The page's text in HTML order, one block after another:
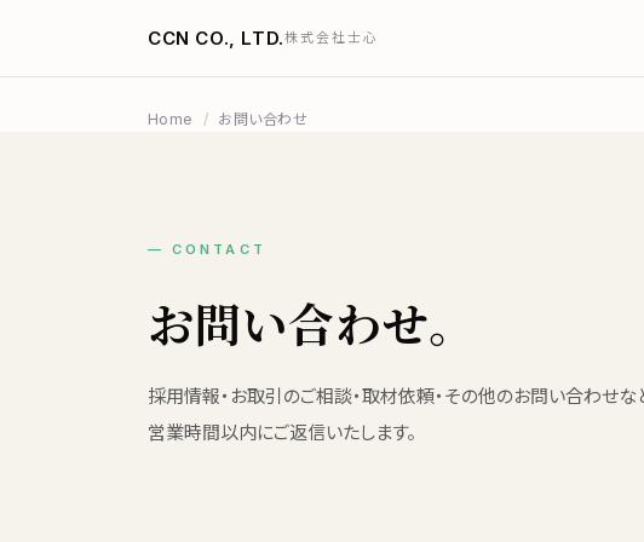
CCN CO., LTD.株式会社士心
Home / お問い合わせ
— CONTACT
お問い合わせ。
採用情報・お取引のご相談・取材依頼・その他のお問い合わせな
営業時間以内にご返信いたします。